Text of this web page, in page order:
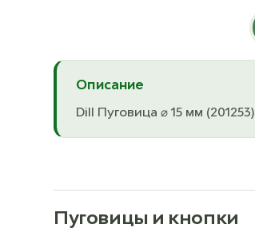
Описание
Dill Пуговица ⌀ 15 мм (201253)
Пуговицы и кнопки